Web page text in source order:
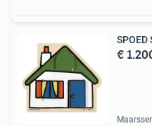
SPOED
€